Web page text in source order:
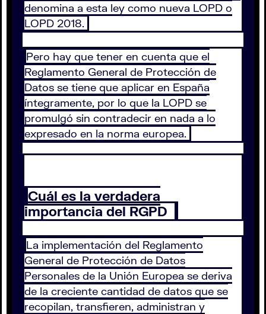
denomina a esta ley como nueva LOPD o
LOPD 2018.
Pero hay que tener en cuenta que el
Reglamento General de Protección de
Datos se tiene que aplicar en España
íntegramente, por lo que la LOPD se
promulgó sin contradecir en nada a lo
expresado en la norma europea.
Cuál es la verdadera
importancia del RGPD
La implementación del Reglamento
General de Protección de Datos
Personales de la Unión Europea se deriva
de la creciente cantidad de datos que se
recopilan, transfieren, administran y